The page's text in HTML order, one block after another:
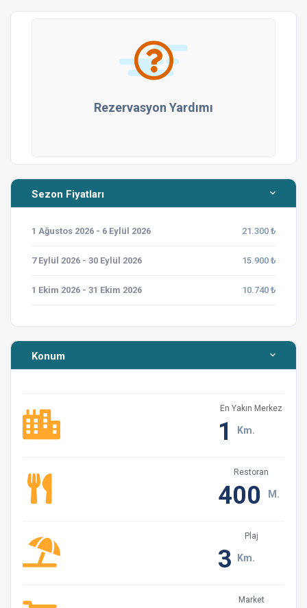
Rezervasyon Yardımı
Sezon Fiyatları
1 Ağustos 2026 - 6 Eylül 2026 21.300 ₺
7 Eylül 2026 - 30 Eylül 2026 15.900 ₺
1 Ekim 2026 - 31 Ekim 2026 10.740 ₺
Konum
En Yakın Merkez
1 Km.
Restoran
400 M.
Plaj
3 Km.
Market